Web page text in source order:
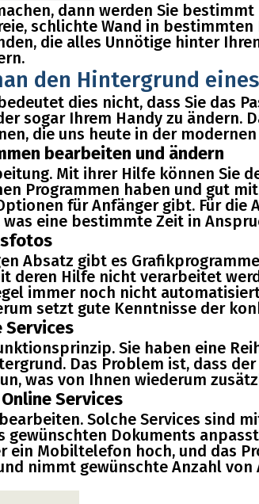
dann werden Sie
schlichte Wand in
die alles Unnötige hinter
den Hintergrund
dies nicht, dass Sie das
sogar Ihrem Handy zu ändern.
die uns heute in der
bearbeiten und ändern
Mit ihrer Hilfe können Sie
Programmen haben und gut
für Anfänger gibt. Für
eine bestimmte Zeit in
Absatz gibt es
deren Hilfe nicht verarbeitet
immer noch nicht
setzt gute Kenntnisse der
Services
Sie haben eine
Das Problem ist, dass
was von Ihnen wiederum
Services
Solche Services sind
Dokuments
ein Mobiltelefon hoch, und das
nimmt gewünschte Anzahl